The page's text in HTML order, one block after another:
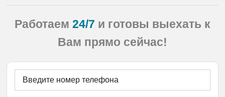
Работаем 24/7 и готовы выехать к
Вам прямо сейчас!